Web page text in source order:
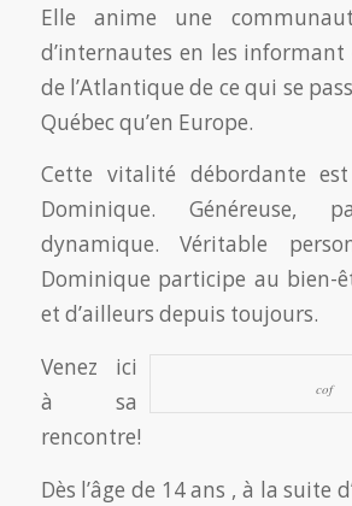
Elle anime une
d’internautes en les informant
de l’Atlantique de ce qui se
Québec qu’en Europe.
Cette vitalité débordante
Dominique. Généreuse,
dynamique. Véritable
Dominique participe au bien-
et d’ailleurs depuis toujours.
cof
Venez ici
à sa
rencontre!
Dès l’âge de 14 ans , à la suite